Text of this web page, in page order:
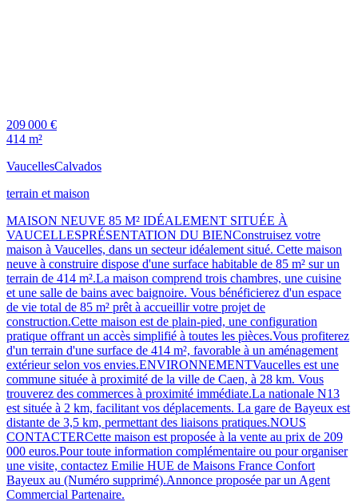
209 000 €
414 m²
VaucellesCalvados
terrain et maison
MAISON NEUVE 85 M² IDÉALEMENT SITUÉE À
VAUCELLESPRÉSENTATION DU BIENConstruisez votre
maison à Vaucelles, dans un secteur idéalement situé. Cette maison
neuve à construire dispose d'une surface habitable de 85 m² sur un
terrain de 414 m².La maison comprend trois chambres, une cuisine
et une salle de bains avec baignoire. Vous bénéficierez d'un espace
de vie total de 85 m² prêt à accueillir votre projet de
construction.Cette maison est de plain-pied, une configuration
pratique offrant un accès simplifié à toutes les pièces.Vous profiterez
d'un terrain d'une surface de 414 m², favorable à un aménagement
extérieur selon vos envies.ENVIRONNEMENTVaucelles est une
commune située à proximité de la ville de Caen, à 28 km. Vous
trouverez des commerces à proximité immédiate.La nationale N13
est située à 2 km, facilitant vos déplacements. La gare de Bayeux est
distante de 3,5 km, permettant des liaisons pratiques.NOUS
CONTACTERCette maison est proposée à la vente au prix de 209
000 euros.Pour toute information complémentaire ou pour organiser
une visite, contactez Emilie HUE de Maisons France Confort
Bayeux au (Numéro supprimé).Annonce proposée par un Agent
Commercial Partenaire.